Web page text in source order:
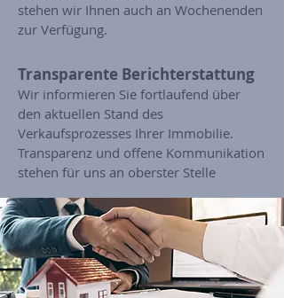
stehen wir Ihnen auch an Wochenenden
zur Verfügung.
Transparente Berichterstattung
Wir informieren Sie fortlaufend über
den aktuellen Stand des
Verkaufsprozesses Ihrer Immobilie.
Transparenz und offene Kommunikation
stehen für uns an oberster Stelle